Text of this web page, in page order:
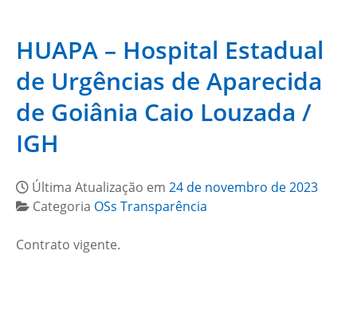
HUAPA – Hospital Estadual
de Urgências de Aparecida
de Goiânia Caio Louzada /
IGH
Última Atualização em 24 de novembro de 2023
Categoria OSs Transparência
Contrato vigente.